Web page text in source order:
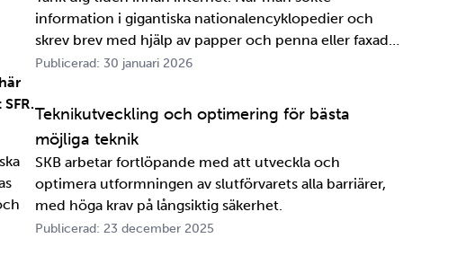
information i gigantiska nationalencyklopedier och
skrev brev med hjälp av papper och penna eller faxade
om ett meddelande skulle fram snabbt. Det är inte
perspektiv i alla fall. För oss på SKB är det …
Publicerad: 30 januari 2026
Teknikutveckling och optimering för bästa
möjliga teknik
SKB arbetar fortlöpande med att utveckla och
optimera utformningen av slutförvarets alla barriärer,
med höga krav på långsiktig säkerhet.
Publicerad: 23 december 2025